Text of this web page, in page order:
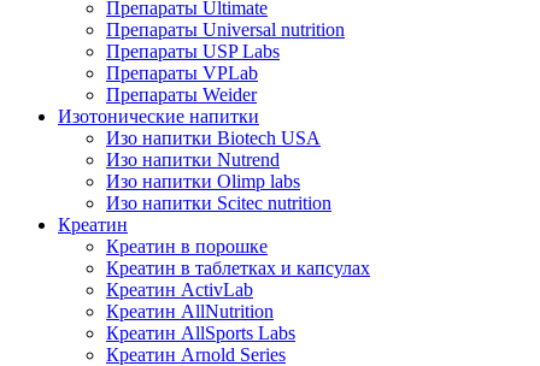
Препараты Ultimate
Препараты Universal nutrition
Препараты USP Labs
Препараты VPLab
Препараты Weider
Изотонические напитки
Изо напитки Biotech USA
Изо напитки Nutrend
Изо напитки Olimp labs
Изо напитки Scitec nutrition
Креатин
Креатин в порошке
Креатин в таблетках и капсулах
Креатин ActivLab
Креатин AllNutrition
Креатин AllSports Labs
Креатин Arnold Series